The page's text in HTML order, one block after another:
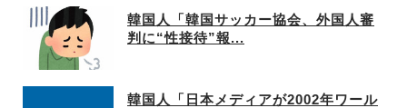
韓国人「韓国サッカー協会、外国人審
判に“性接待”報...
韓国人「日本メディアが2002年ワール